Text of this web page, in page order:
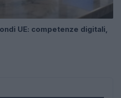
UE: competenze digitali,